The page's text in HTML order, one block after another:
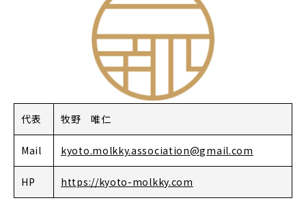
代表 牧野 唯仁
Mail kyoto.molkky.association@gmail.com
HP https://kyoto-molkky.com